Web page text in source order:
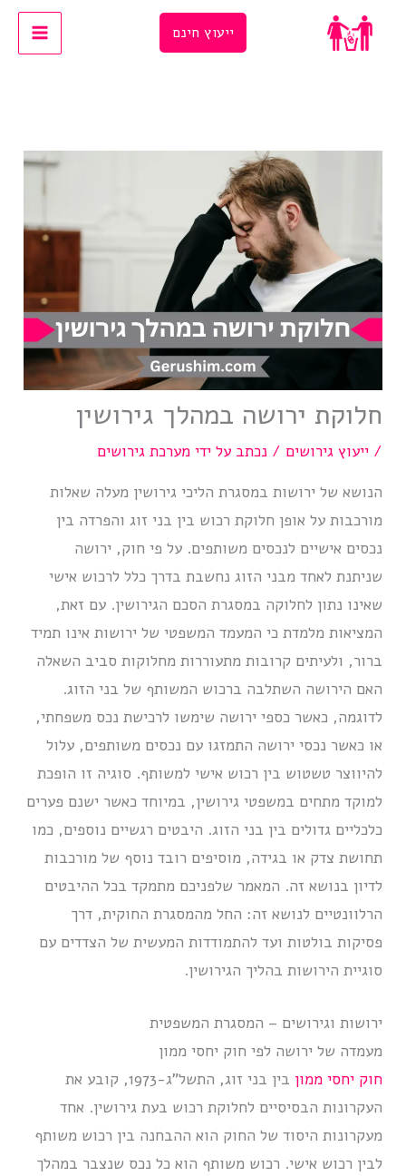
ייעוץ חינם
חלוקת ירושה במהלך גירושין
/ייעוץ גירושים / נכתב על ידימערכת גירושים
הנושא של ירושות במסגרת הליכי גירושין מעלה שאלות
מורכבות על אופן חלוקת רכוש בין בני זוג והפרדה בין
נכסים אישיים לנכסים משותפים. על פי חוק, ירושה
שניתנת לאחד מבני הזוג נחשבת בדרך כלל לרכוש אישי
שאינו נתון לחלוקה במסגרת הסכם הגירושין. עם זאת,
המציאות מלמדת כי המעמד המשפטי של ירושות אינו תמיד
ברור, ולעיתים קרובות מתעוררות מחלוקות סביב השאלה
האם הירושה השתלבה ברכוש המשותף של בני הזוג.
לדוגמה, כאשר כספי ירושה שימשו לרכישת נכס משפחתי,
או כאשר נכסי ירושה התמזגו עם נכסים משותפים, עלול
להיווצר טשטוש בין רכוש אישי למשותף. סוגיה זו הופכת
למוקד מתחים במשפטי גירושין, במיוחד כאשר ישנם פערים
כלכליים גדולים בין בני הזוג. היבטים רגשיים נוספים, כמו
תחושת צדק או בגידה, מוסיפים רובד נוסף של מורכבות
לדיון בנושא זה. המאמר שלפניכם מתמקד בכל ההיבטים
הרלוונטיים לנושא זה: החל מהמסגרת החוקית, דרך
פסיקות בולטות ועד להתמודדות המעשית של הצדדים עם
סוגיית הירושות בהליך הגירושין.
ירושות וגירושים – המסגרת המשפטית
מעמדה של ירושה לפי חוק יחסי ממון
חוק יחסי ממון
בין בני זוג, התשל”ג-1973, קובע את
העקרונות הבסיסיים לחלוקת רכוש בעת גירושין. אחד
מעקרונות היסוד של החוק הוא ההבחנה בין רכוש משותף
לבין רכוש אישי. רכוש משותף הוא כל נכס שנצבר במהלך